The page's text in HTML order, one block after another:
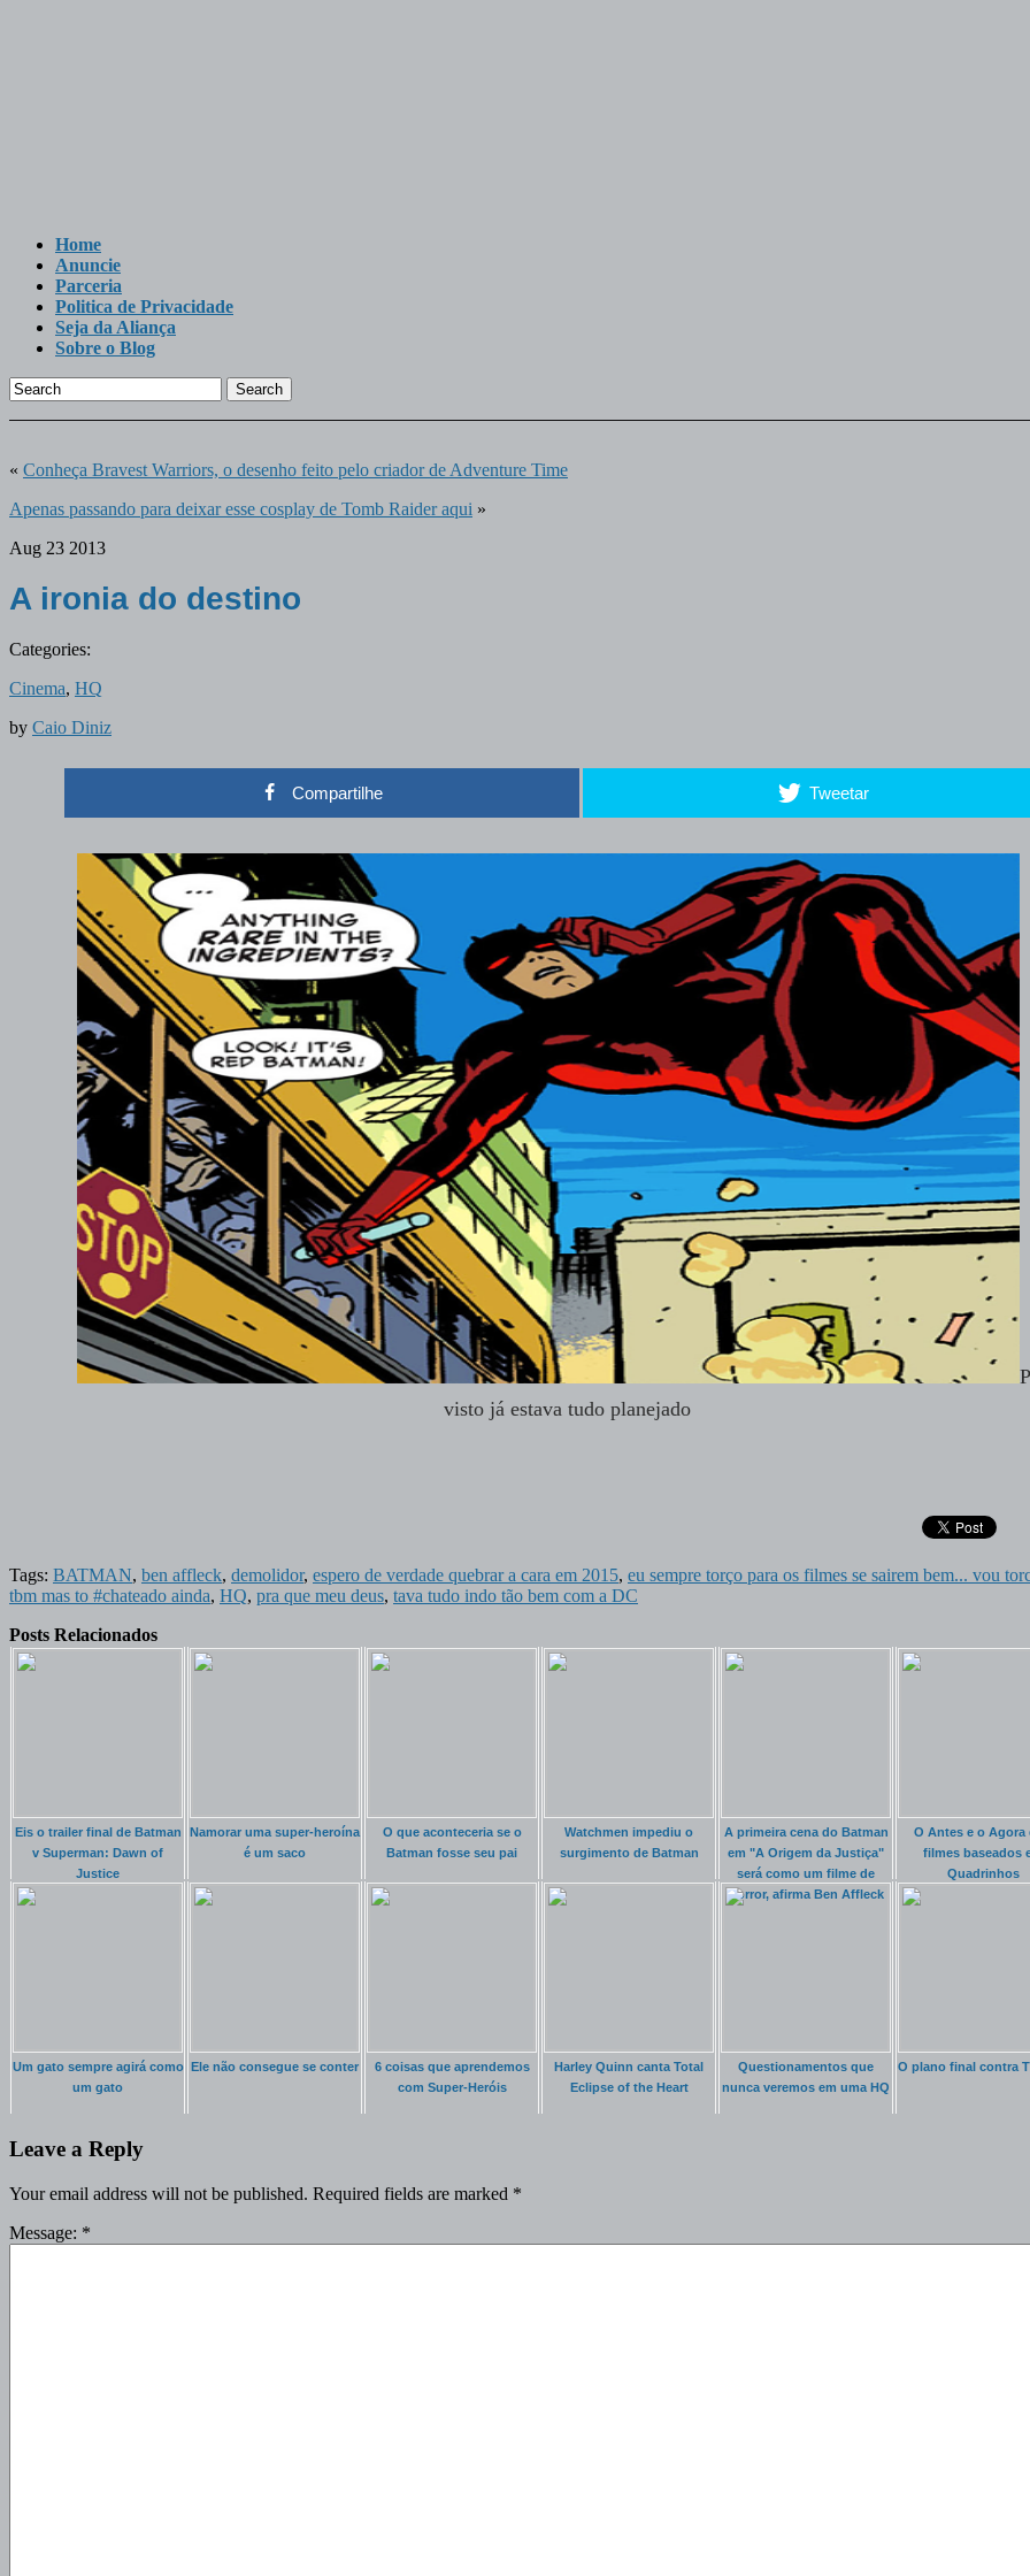
Home
Anuncie
Parceria
Politica de Privacidade
Seja da Aliança
Sobre o Blog
Search
« Conheça Bravest Warriors, o desenho feito pelo criador de Adventure Time
Apenas passando para deixar esse cosplay de Tomb Raider aqui »
Aug 23 2013
A ironia do destino
Categories:
Cinema, HQ
by Caio Diniz
Compartilhe Tweetar
visto já estava tudo planejado
Tags: BATMAN, ben affleck, demolidor, espero de verdade quebrar a cara em 2015, eu sempre torço para os filmes se sairem bem... vou
tbm mas to #chateado ainda, HQ, pra que meu deus, tava tudo indo tão bem com a DC
Posts Relacionados
Eis o trailer final de Batman
v Superman: Dawn of
Justice
Namorar uma super-heroína
é um saco
O que aconteceria se o
Batman fosse seu pai
Watchmen impediu o
surgimento de Batman
A primeira cena do Batman
em "A Origem da Justiça"
será como um filme de
Horror, afirma Ben Affleck
O Antes e o Agora
filmes baseados
Quadrinhos
Um gato sempre agirá como
um gato
Ele não consegue se conter
6 coisas que aprendemos
com Super-Heróis
Harley Quinn canta Total
Eclipse of the Heart
Questionamentos que
nunca veremos em uma HQ
O plano final contra
Leave a Reply
Your email address will not be published. Required fields are marked *
Message: *